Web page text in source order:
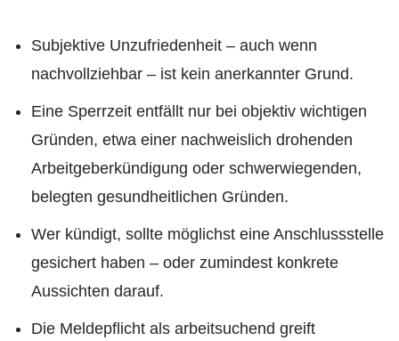
Subjektive Unzufriedenheit – auch wenn
nachvollziehbar – ist kein anerkannter Grund.
Eine Sperrzeit entfällt nur bei objektiv wichtigen
Gründen, etwa einer nachweislich drohenden
Arbeitgeberkündigung oder schwerwiegenden,
belegten gesundheitlichen Gründen.
Wer kündigt, sollte möglichst eine Anschlussstelle
gesichert haben – oder zumindest konkrete
Aussichten darauf.
Die Meldepflicht als arbeitsuchend greift